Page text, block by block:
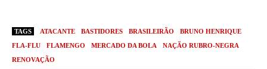
TAGS ATACANTE BASTIDORES BRASILEIRÃO
BRUNO HENRIQUE
FLA-FLU
FLAMENGO MERCADO DA BOLA
NAÇÃO RUBRO-NEGRA
RENOVAÇÃO